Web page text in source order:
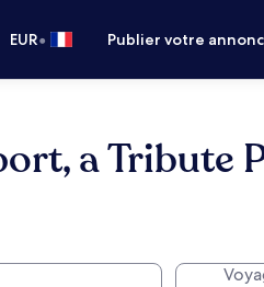
EUR• Publier votre
a Tribute